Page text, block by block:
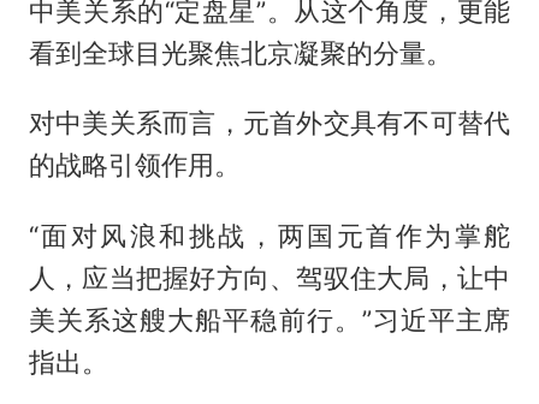
中美关系的“定盘星”。从这个角度，更能
看到全球目光聚焦北京凝聚的分量。
对中美关系而言，元首外交具有不可替代
的战略引领作用。
“面对风浪和挑战，两国元首作为掌舵
人，应当把握好方向、驾驭住大局，让中
美关系这艘大船平稳前行。”习近平主席
指出。